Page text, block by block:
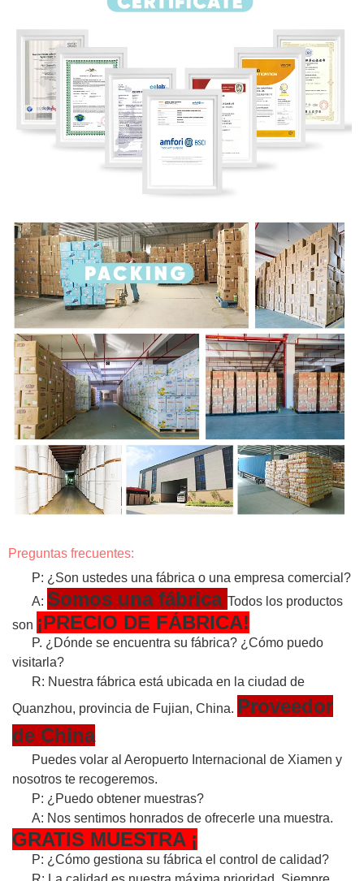
Preguntas frecuentes:
P: ¿Son ustedes una fábrica o una empresa comercial?
A: Somos una fábrica Todos los productos
son ¡PRECIO DE FÁBRICA!
P. ¿Dónde se encuentra su fábrica? ¿Cómo puedo
visitarla?
R: Nuestra fábrica está ubicada en la ciudad de
Quanzhou, provincia de Fujian, China. Proveedor
de China
Puedes volar al Aeropuerto Internacional de Xiamen y
nosotros te recogeremos.
P: ¿Puedo obtener muestras?
A: Nos sentimos honrados de ofrecerle una muestra.
GRATIS MUESTRA ¡
P: ¿Cómo gestiona su fábrica el control de calidad?